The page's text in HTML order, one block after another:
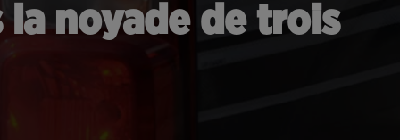
la noyade de trois